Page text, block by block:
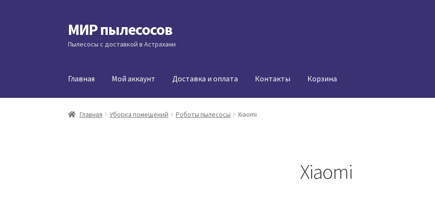
Перейти
к
навигации
Перейти
к
содержимому
МИР пылесосов
Пылесосы с доставкой в Астрахани
Главная Мой аккаунт Доставка и оплата Контакты Корзина
Главная Уборка помещений Роботы пылесосы Xiaomi
Xiaomi